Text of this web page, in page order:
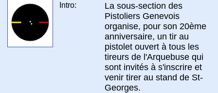
Intro:
La sous-section des
Pistoliers Genevois
organise, pour son 20ème
anniversaire, un tir au
pistolet ouvert à tous les
tireurs de l'Arquebuse qui
sont invités à s'inscrire et
venir tirer au stand de St-
Georges.